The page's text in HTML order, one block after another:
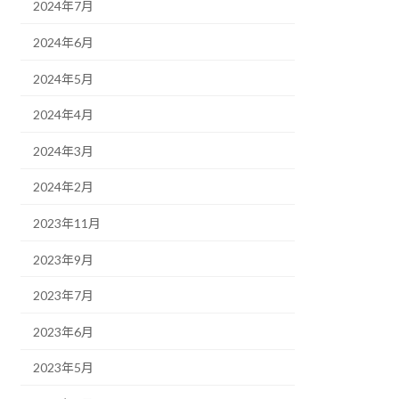
2024年7月
2024年6月
2024年5月
2024年4月
2024年3月
2024年2月
2023年11月
2023年9月
2023年7月
2023年6月
2023年5月